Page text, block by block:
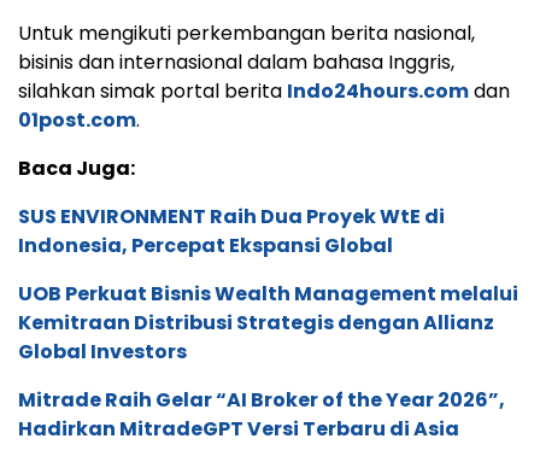
Untuk mengikuti perkembangan berita nasional,
bisinis dan internasional dalam bahasa Inggris,
silahkan simak portal berita Indo24hours.comdan
01post.com.
Baca Juga:
SUS ENVIRONMENT Raih Dua Proyek WtE di
Indonesia, Percepat Ekspansi Global
UOB Perkuat Bisnis Wealth Management melalui
Kemitraan Distribusi Strategis dengan Allianz
Global Investors
Mitrade Raih Gelar “AI Broker of the Year 2026”,
Hadirkan MitradeGPT Versi Terbaru di Asia